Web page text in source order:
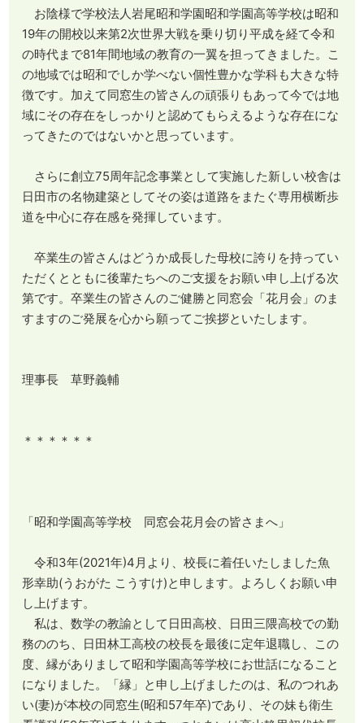
お陰様で学校法人岩尾昭和学園昭和学園高等学校は昭和
19年の開校以来第2次世界大戦を乗り切り平成を経て令和
の時代まで81年間地域の教育の一翼を担ってきました。こ
の地域では昭和でしか学べない個性豊かな学科も大きな特
徴です。加えて同窓生の皆さんの頑張りもあって今では地
域にその存在をしっかりと認めてもらえるような存在にな
ってきたのではないかと思っています。
さらに創立75周年記念事業として実施した新しい校舎は
日田市の名物建築としてその姿は道路をまたぐ専用横断歩
道を中心に存在感を発揮しています。
卒業生の皆さんはどうか成長した母校に誇りを持ってい
ただくとともに後輩たちへのご支援をお願い申し上げる次
第です。卒業生の皆さんのご健勝と同窓会「花月会」のま
すますのご発展を心から願ってご挨拶といたします。
理事長 草野義輔
＊＊＊＊＊＊
「昭和学園高等学校 同窓会花月会の皆さまへ」
令和3年(2021年)4月より、校長に着任いたしました魚
形幸助(うおがた こうすけ)と申します。よろしくお願い申
し上げます。
私は、数学の教諭として日田高校、日田三隈高校での勤
務ののち、日田林工高校の校長を最後に定年退職し、この
度、縁がありまして昭和学園高等学校にお世話になること
になりました。「縁」と申し上げましたのは、私のつれあ
い(妻)が本校の同窓生(昭和57年卒)であり、その妹も衛生